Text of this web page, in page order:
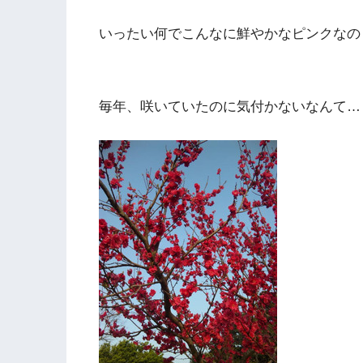
いったい何でこんなに鮮やかなピンクな
毎年、咲いていたのに気付かないなんて…